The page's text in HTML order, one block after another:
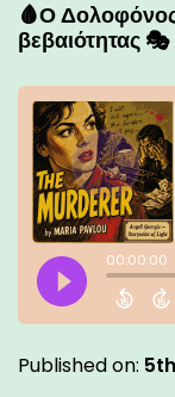
🩸Ο
βεβαιότητας 🎭
Published on: